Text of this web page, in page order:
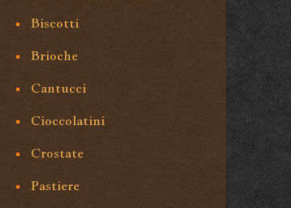
Biscotti
Brioche
Cantucci
Cioccolatini
Crostate
Pastiere